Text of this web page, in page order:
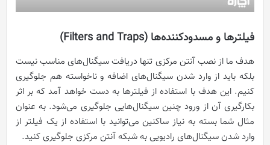
فیلترها و مسدودکننده‌ها (Filters and Traps)
هدف ما از نصب آنتن مرکزی تنها دریافت سیگنال‌های مناسب نیست
بلکه باید از وارد شدن سیگنال‌های اضافه و ناخواسته هم جلوگیری
کنیم. این هدف با استفاده از فیلترها به دست خواهد آمد که بر اثر
بکارگیری آن از ورود چنین سیگنال‌هایی جلوگیری می‌شود. به عنوان
مثال شما بسته به نیاز ساکنین می‌توانید با استفاده از یک فیلتر از
وارد شدن سیگنال‌های رادیویی به شبکه آنتن مرکزی جلوگیری کنید.